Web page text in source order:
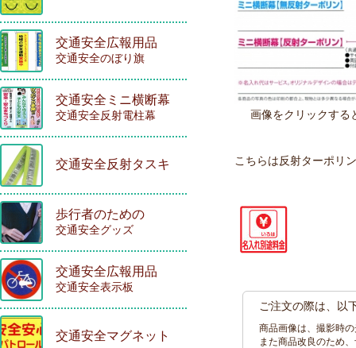
画像をクリックする
こちらは反射ターポリ
ご注文の際は、以
商品画像は、撮影時
また商品改良のため
交通安全広報用品
交通安全のぼり旗
交通安全ミニ横断幕
交通安全反射電柱幕
交通安全反射タスキ
歩行者のための
交通安全グッズ
交通安全広報用品
交通安全表示板
交通安全マグネット